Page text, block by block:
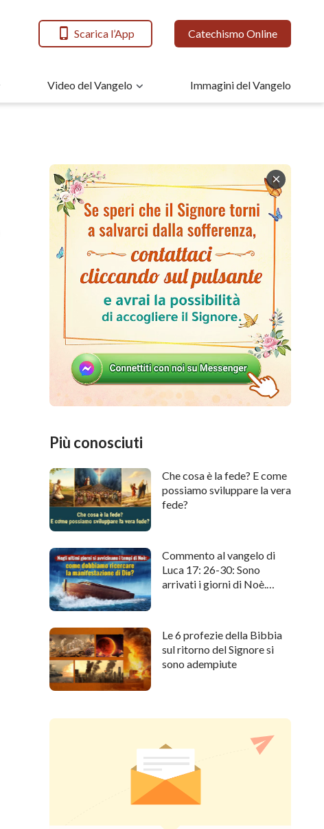
Scarica l’App Catechismo Online
Video del Vangelo Immagini del Vangelo
Più conosciuti
Che cosa è la fede? E come
possiamo sviluppare la vera
fede?
Commento al vangelo di
Luca 17: 26-30: Sono
arrivati i giorni di Noè.
Le 6 profezie della Bibbia
sul ritorno del Signore si
sono adempiute